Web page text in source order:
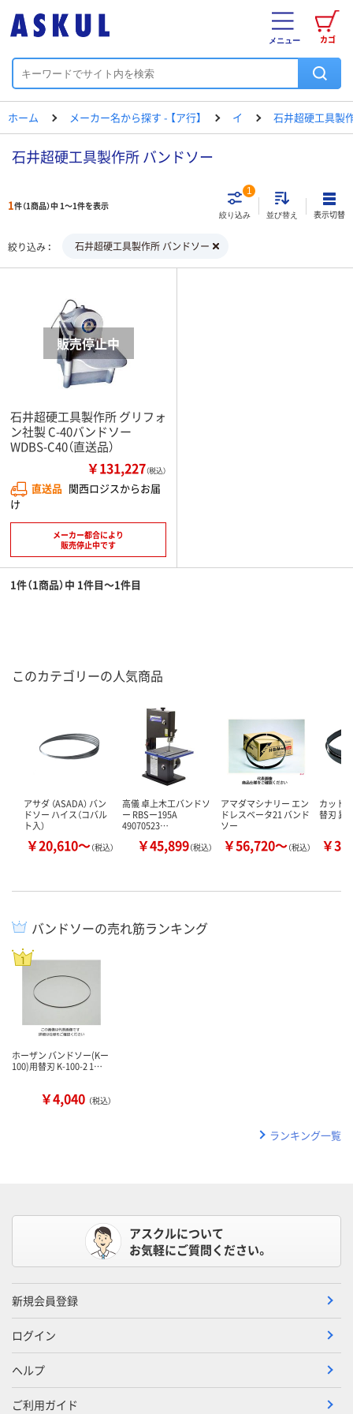
カゴ
メニュー
ホーム メーカー名から探す - 【ア行】 イ 石井超硬工具製
石井超硬工具製作所 バンドソー
1件（1商品）中 1～1件を表示
絞り込み
1
並び替え 表示切替
絞り込み 石井超硬工具製作所 バンドソー
石井超硬工具製作所 グリフォ
ン社製 C-40バンドソー
WDBS-C40（直送品）
￥131,227（税込）
直送品 関西ロジスからお届
け
メーカー都合により
販売停止中です
1件（1商品）中 1件目～1件目
このカテゴリーの人気商品
アサダ （ASADA） バン
ドソー ハイス（コバル
ト入）
￥20,610～（税込）
高儀 卓上木工バンドソ
ー RBSー195A
49070523…
￥45,899（税込）
アマダマシナリー エン
ドレスベータ21 バンド
ソー
￥56,720～（税込）
カット
替刃 異
￥
バンドソーの売れ筋ランキング
ホーザン バンドソー(Kー
100)用替刃 K-100-2 1…
￥4,040 （税込）
ランキング一覧
アスクルについて
お気軽にご質問ください。
新規会員登録
ログイン
ヘルプ
ご利用ガイド